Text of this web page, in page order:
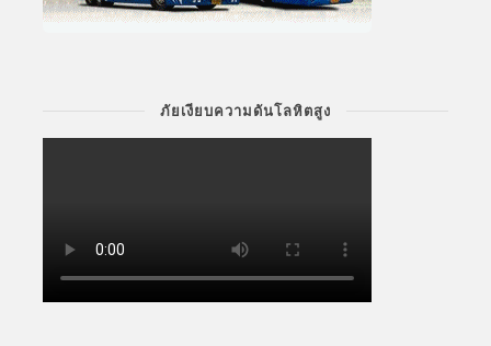
ภัยเงียบความดันโลหิตสูง